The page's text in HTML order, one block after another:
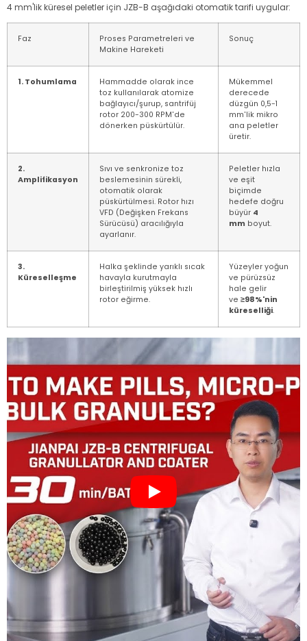
4 mm'lik küresel peletler için JZB-B aşağıdaki otomatik tarifi uygular:
Faz
Proses Parametreleri ve
Makine Hareketi
Sonuç
1. Tohumlama
Hammadde olarak ince
toz kullanılarak atomize
bağlayıcı/şurup, santrifüj
rotor 200-300 RPM'de
dönerken püskürtülür.
Mükemmel
derecede
düzgün 0,5-1
mm'lik mikro
ana peletler
üretir.
2.
Amplifikasyon
Sıvı ve senkronize toz
beslemesinin sürekli,
otomatik olarak
püskürtülmesi. Rotor hızı
VFD (Değişken Frekans
Sürücüsü) aracılığıyla
ayarlanır.
Peletler hızla
ve eşit
biçimde
hedefe doğru
büyür 4
mm boyut.
3.
Küreselleşme
Halka şeklinde yarıklı sıcak
havayla kurutmayla
birleştirilmiş yüksek hızlı
rotor eğirme.
Yüzeyler yoğun
ve pürüzsüz
hale gelir
ve ≥98%'nin
küreselliği.